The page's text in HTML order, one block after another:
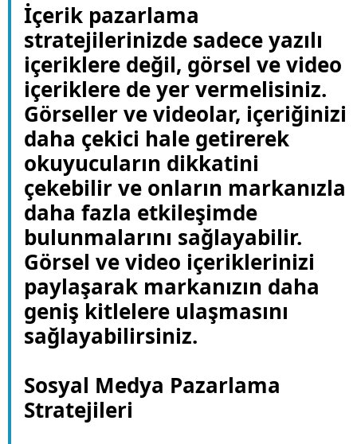
İçerik pazarlama
stratejilerinizde sadece yazılı
içeriklere değil, görsel ve video
içeriklere de yer vermelisiniz.
Görseller ve videolar, içeriğinizi
daha çekici hale getirerek
okuyucuların dikkatini
çekebilir ve onların markanızla
daha fazla etkileşimde
bulunmalarını sağlayabilir.
Görsel ve video içeriklerinizi
paylaşarak markanızın daha
geniş kitlelere ulaşmasını
sağlayabilirsiniz.
Sosyal Medya Pazarlama
Stratejileri